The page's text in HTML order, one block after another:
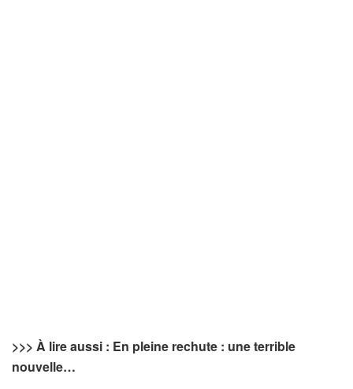
>>> À lire aussi : En pleine rechute : une terrible
nouvelle…